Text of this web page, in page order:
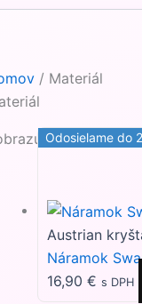
/ Materiál
sa 4
Odosielame do
Austrian
Náramok
16,90 € s DPH